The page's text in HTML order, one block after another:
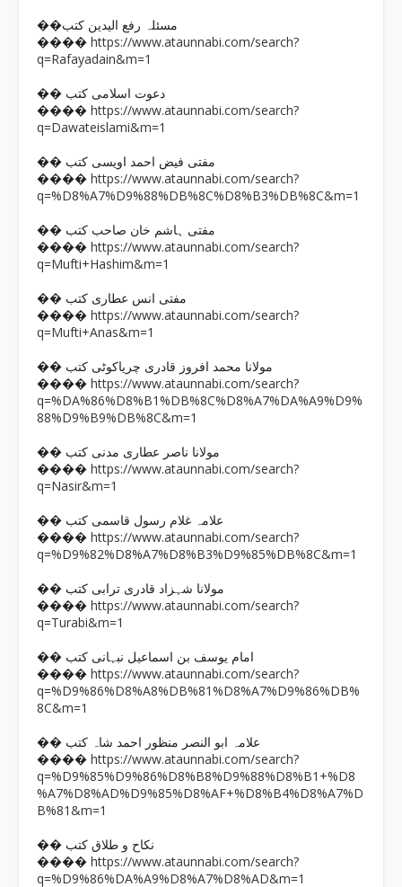
��مسئلہ رفع الیدین کتب
���� https://www.ataunnabi.com/search?
q=Rafayadain&m=1
�� دعوت اسلامی کتب
���� https://www.ataunnabi.com/search?
q=Dawateislami&m=1
�� مفتی فیض احمد اویسی کتب
���� https://www.ataunnabi.com/search?
q=%D8%A7%D9%88%DB%8C%D8%B3%DB%8C&m=1
�� مفتی ہاشم خان صاحب کتب
���� https://www.ataunnabi.com/search?
q=Mufti+Hashim&m=1
�� مفتی انس عطاری کتب
���� https://www.ataunnabi.com/search?
q=Mufti+Anas&m=1
�� مولانا محمد افروز قادری چریاکوٹی کتب
���� https://www.ataunnabi.com/search?
q=%DA%86%D8%B1%DB%8C%D8%A7%DA%A9%D9%
88%D9%B9%DB%8C&m=1
�� مولانا ناصر عطاری مدنی کتب
���� https://www.ataunnabi.com/search?
q=Nasir&m=1
�� علامہ غلام رسول قاسمی کتب
���� https://www.ataunnabi.com/search?
q=%D9%82%D8%A7%D8%B3%D9%85%DB%8C&m=1
�� مولانا شہزاد قادری ترابی کتب
���� https://www.ataunnabi.com/search?
q=Turabi&m=1
�� امام یوسف بن اسماعیل نبہانی کتب
���� https://www.ataunnabi.com/search?
q=%D9%86%D8%A8%DB%81%D8%A7%D9%86%DB%
8C&m=1
�� علامہ ابو النصر منظور احمد شاہ کتب
���� https://www.ataunnabi.com/search?
q=%D9%85%D9%86%D8%B8%D9%88%D8%B1+%D8
%A7%D8%AD%D9%85%D8%AF+%D8%B4%D8%A7%D
B%81&m=1
�� نکاح و طلاق کتب
���� https://www.ataunnabi.com/search?
q=%D9%86%DA%A9%D8%A7%D8%AD&m=1